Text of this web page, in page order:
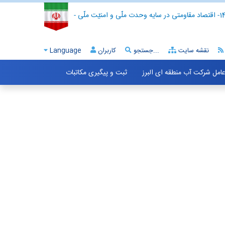
- اقتصاد مقاومتی در سایه وحدت ملّی و امنیّت ملّی -
Language کاربران جستجو... نقشه سایت
عامل شرکت آب منطقه ای البرز ثبت و پیگیری مکاتبات